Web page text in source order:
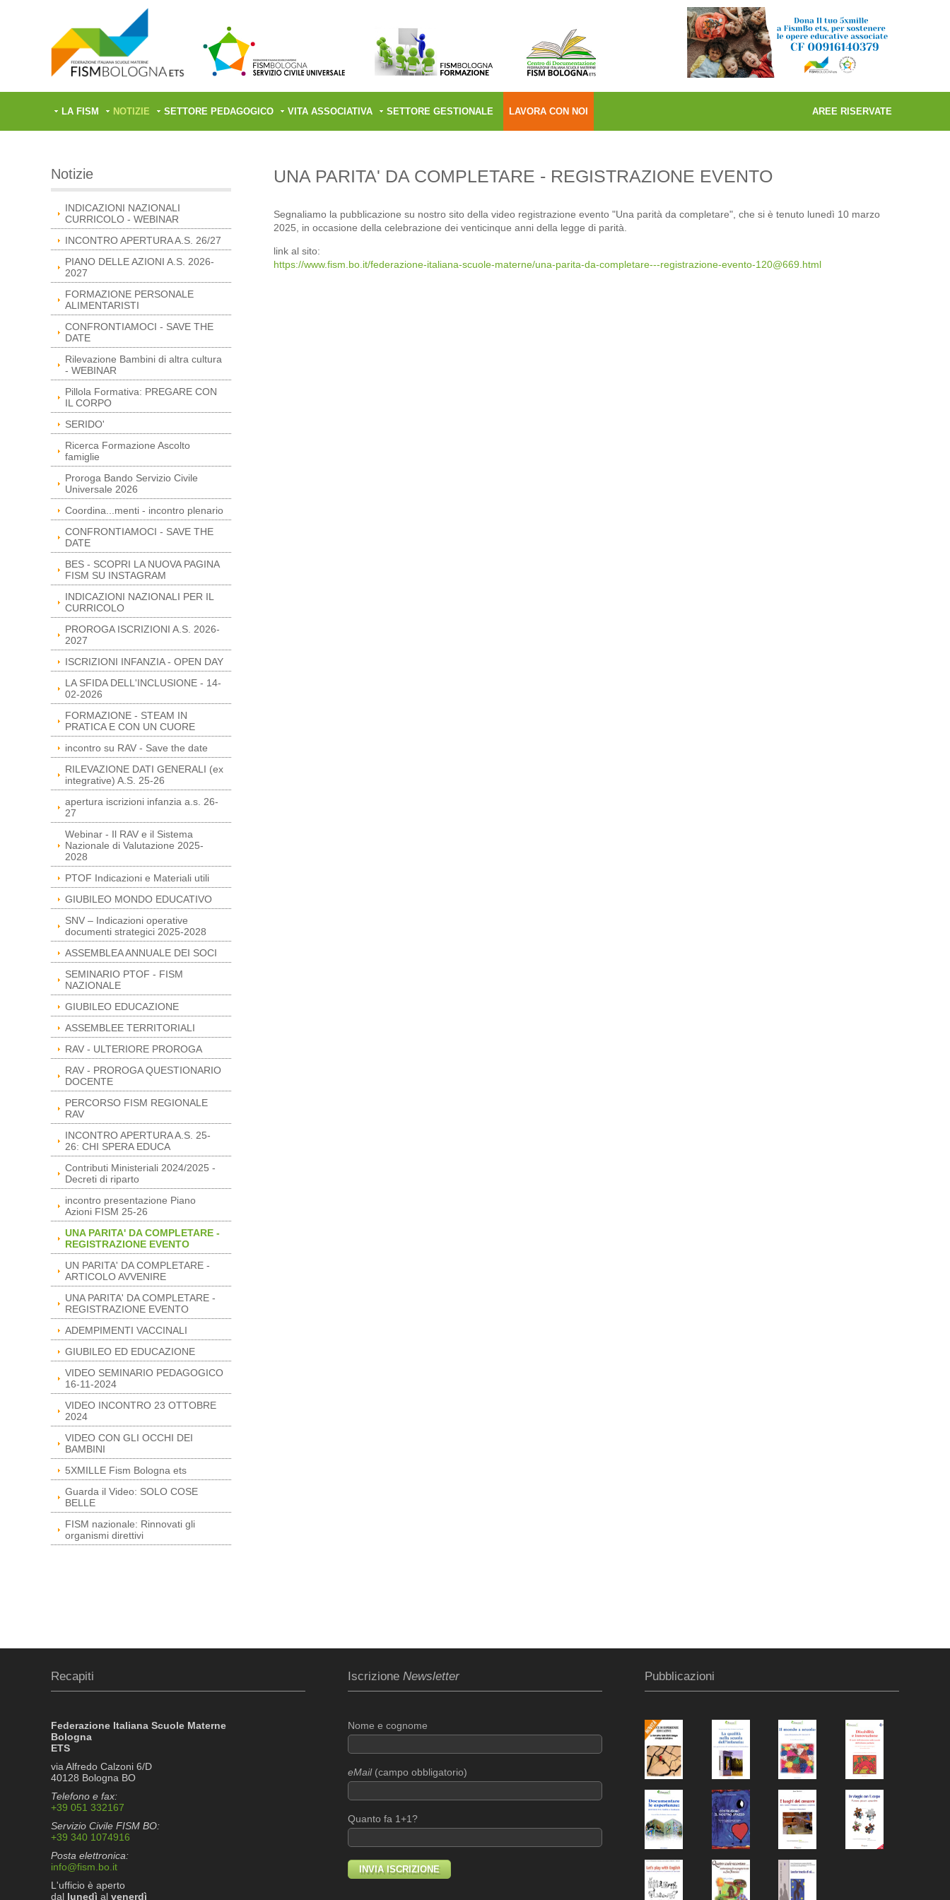
LA FISM NOTIZIE SETTORE PEDAGOGICO VITA ASSOCIATIVA SETTORE GESTIONALE LAVORA CON NOI AREE RISERVATE
Notizie
INDICAZIONI NAZIONALI
CURRICOLO - WEBINAR
INCONTRO APERTURA A.S. 26/27
PIANO DELLE AZIONI A.S. 2026-
2027
FORMAZIONE PERSONALE
ALIMENTARISTI
CONFRONTIAMOCI - SAVE THE
DATE
Rilevazione Bambini di altra cultura
- WEBINAR
Pillola Formativa: PREGARE CON
IL CORPO
SERIDO'
Ricerca Formazione Ascolto
famiglie
Proroga Bando Servizio Civile
Universale 2026
Coordina...menti - incontro plenario
CONFRONTIAMOCI - SAVE THE
DATE
BES - SCOPRI LA NUOVA PAGINA
FISM SU INSTAGRAM
INDICAZIONI NAZIONALI PER IL
CURRICOLO
PROROGA ISCRIZIONI A.S. 2026-
2027
ISCRIZIONI INFANZIA - OPEN DAY
LA SFIDA DELL'INCLUSIONE - 14-
02-2026
FORMAZIONE - STEAM IN
PRATICA E CON UN CUORE
incontro su RAV - Save the date
RILEVAZIONE DATI GENERALI (ex
integrative) A.S. 25-26
apertura iscrizioni infanzia a.s. 26-
27
Webinar - Il RAV e il Sistema
Nazionale di Valutazione 2025-
2028
PTOF Indicazioni e Materiali utili
GIUBILEO MONDO EDUCATIVO
SNV – Indicazioni operative
documenti strategici 2025-2028
ASSEMBLEA ANNUALE DEI SOCI
SEMINARIO PTOF - FISM
NAZIONALE
GIUBILEO EDUCAZIONE
ASSEMBLEE TERRITORIALI
RAV - ULTERIORE PROROGA
RAV - PROROGA QUESTIONARIO
DOCENTE
PERCORSO FISM REGIONALE
RAV
INCONTRO APERTURA A.S. 25-
26: CHI SPERA EDUCA
Contributi Ministeriali 2024/2025 -
Decreti di riparto
incontro presentazione Piano
Azioni FISM 25-26
UNA PARITA' DA COMPLETARE -
REGISTRAZIONE EVENTO
UN PARITA' DA COMPLETARE -
ARTICOLO AVVENIRE
UNA PARITA' DA COMPLETARE -
REGISTRAZIONE EVENTO
ADEMPIMENTI VACCINALI
GIUBILEO ED EDUCAZIONE
VIDEO SEMINARIO PEDAGOGICO
16-11-2024
VIDEO INCONTRO 23 OTTOBRE
2024
VIDEO CON GLI OCCHI DEI
BAMBINI
5XMILLE Fism Bologna ets
Guarda il Video: SOLO COSE
BELLE
FISM nazionale: Rinnovati gli
organismi direttivi
UNA PARITA' DA COMPLETARE - REGISTRAZIONE EVENTO
Segnaliamo la pubblicazione su nostro sito della video registrazione evento "Una parità da completare", che si è tenuto lunedì 10 marzo
2025, in occasione della celebrazione dei venticinque anni della legge di parità.
link al sito:
https://www.fism.bo.it/federazione-italiana-scuole-materne/una-parita-da-completare---registrazione-evento-120@669.html
Recapiti
Federazione Italiana Scuole Materne
Bologna
ETS
via Alfredo Calzoni 6/D
40128 Bologna BO
Telefono e fax:
+39 051 332167
Servizio Civile FISM BO:
+39 340 1074916
Posta elettronica:
info@fism.bo.it
L'ufficio è aperto
dal lunedì al venerdì
Iscrizione Newsletter
Nome e cognome
eMail(campo obbligatorio)
Quanto fa 1+1?
Pubblicazioni